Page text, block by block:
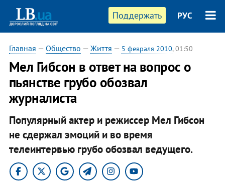
Поддержать РУС
Главная — Общество — Життя — 5 февраля 2010, 01:50
Мел Гибсон в ответ на вопрос о
пьянстве грубо обозвал
журналиста
Популярный актер и режиссер Мел Гибсон
не сдержал эмоций и во время
телеинтервью грубо обозвал ведущего.